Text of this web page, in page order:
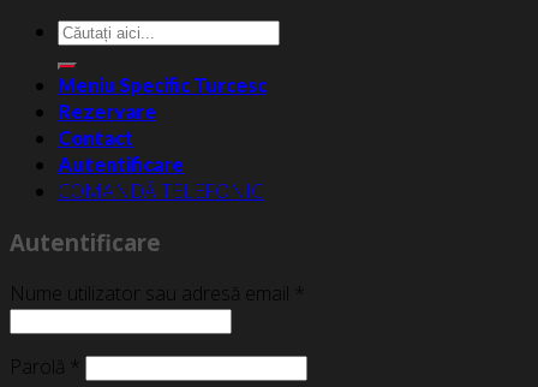
Caută
după:
Meniu Specific Turcesc
Rezervare
Contact
Autentificare
COMANDĂ TELEFONIC
Autentificare
Nume utilizator sau adresă email *
Parolă *